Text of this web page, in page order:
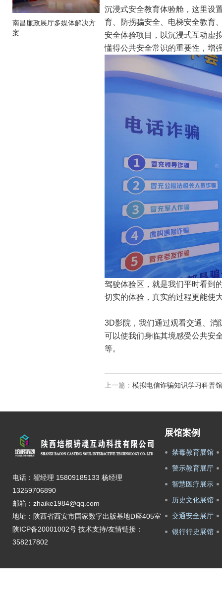
南昌廉政展厅多媒体解决方
案
沉浸式安全教育体验舱，这里设
育、防拐骗安全、电梯安全教育
安全体验项目，以沉浸式互动虚
懂得公共安全常识的重要性，增
驾驶体验区，就是我们平时看到
切实的体验，真实的过程更能使
3D影院，我们通过观看交通、消
可以使我们身临其境感受公共安
等。
上一篇： 模拟电信诈骗知识学习科普馆
电话：翟经理 15809185133 杨经理
13259706890
邮箱：zhaike1984@qq.com
地址：陕西省西安市国家数字出版基地D座405室
陕ICP备20001002号技术支持/友情链接：
358217802
展馆案例
禁毒教育展馆
警示教育展厅
智慧医疗展示
历史文化展馆
交通安全展厅
银行行史展馆